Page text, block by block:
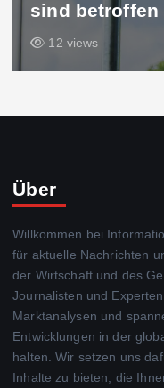
sind betroffen
12 views
Über
Willkommen bei
für aktuelle Nachrichten
der Wirtschaft und des
Journalisten und
Marktanalysen und
Entwicklungen in der
halten. Wir setzen uns
Inhalte zu bieten, die